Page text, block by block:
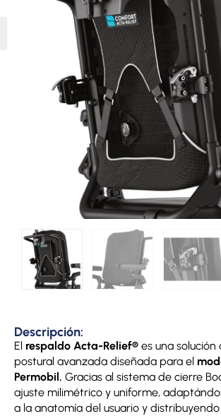
Descripción:
El respaldo Acta-Relief® es una
postural avanzada diseñada para el
Permobil. Gracias al sistema de cierre
ajuste milimétrico y uniforme,
a la anatomía del usuario y